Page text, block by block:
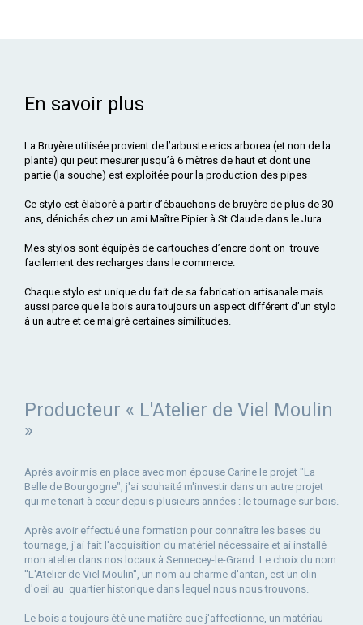
En savoir plus
La Bruyère utilisée provient de l’arbuste erics arborea (et non de la
plante) qui peut mesurer jusqu’à 6 mètres de haut et dont une
partie (la souche) est exploitée pour la production des pipes
Ce stylo est élaboré à partir d’ébauchons de bruyère de plus de 30
ans, dénichés chez un ami Maître Pipier à St Claude dans le Jura.
Mes stylos sont équipés de cartouches d’encre dont on trouve
facilement des recharges dans le commerce.
Chaque stylo est unique du fait de sa fabrication artisanale mais
aussi parce que le bois aura toujours un aspect différent d’un stylo
à un autre et ce malgré certaines similitudes.
Producteur « L'Atelier de Viel Moulin
»
Après avoir mis en place avec mon épouse Carine le projet "La
Belle de Bourgogne", j'ai souhaité m'investir dans un autre projet
qui me tenait à cœur depuis plusieurs années : le tournage sur bois.
Après avoir effectué une formation pour connaître les bases du
tournage, j'ai fait l'acquisition du matériel nécessaire et ai installé
mon atelier dans nos locaux à Sennecey-le-Grand. Le choix du nom
''L'Atelier de Viel Moulin'', un nom au charme d'antan, est un clin
d'oeil au quartier historique dans lequel nous nous trouvons.
Le bois a toujours été une matière que j'affectionne, un matériau